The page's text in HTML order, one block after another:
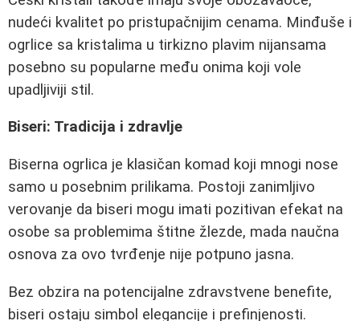
nudeći kvalitet po pristupačnijim cenama. Minđuše i
ogrlice sa kristalima u tirkizno plavim nijansama
posebno su popularne među onima koji vole
upadljiviji stil.
Biseri: Tradicija i zdravlje
Biserna ogrlica je klasičan komad koji mnogi nose
samo u posebnim prilikama. Postoji zanimljivo
verovanje da biseri mogu imati pozitivan efekat na
osobe sa problemima štitne žlezde, mada naučna
osnova za ovo tvrđenje nije potpuno jasna.
Bez obzira na potencijalne zdravstvene benefite,
biseri ostaju simbol elegancije i prefinjenosti.